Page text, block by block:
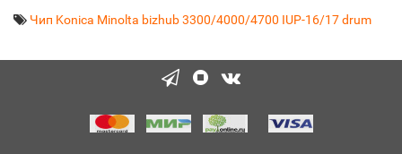
Чип Konica Minolta bizhub 3300/4000/4700 IUP-16/17 drum